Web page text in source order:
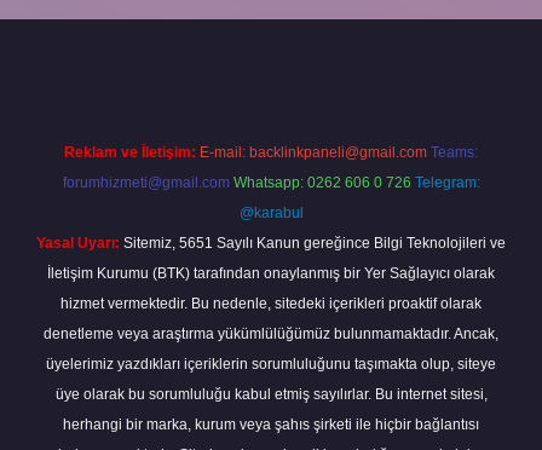
Reklam ve İletişim: E-mail: backlinkpaneli@gmail.com Teams:
forumhizmeti@gmail.com Whatsapp: 0262 606 0 726 Telegram:
@karabul
Yasal Uyarı: Sitemiz, 5651 Sayılı Kanun gereğince Bilgi Teknolojileri ve
İletişim Kurumu (BTK) tarafından onaylanmış bir Yer Sağlayıcı olarak
hizmet vermektedir. Bu nedenle, sitedeki içerikleri proaktif olarak
denetleme veya araştırma yükümlülüğümüz bulunmamaktadır. Ancak,
üyelerimiz yazdıkları içeriklerin sorumluluğunu taşımakta olup, siteye
üye olarak bu sorumluluğu kabul etmiş sayılırlar. Bu internet sitesi,
herhangi bir marka, kurum veya şahıs şirketi ile hiçbir bağlantısı